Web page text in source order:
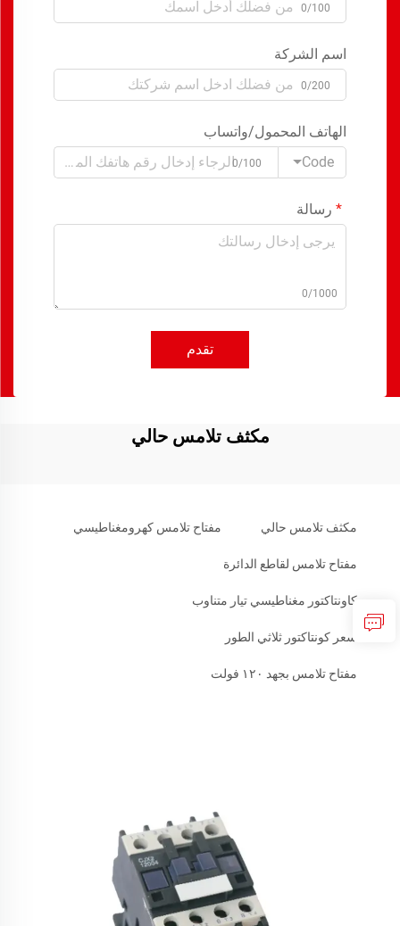
0/100
اسم الشركة
0/200
الهاتف المحمول/واتساب
Code
0/100
رسالة
0/1000
تقدم
مكثف تلامس حالي
مكثف تلامس حالي مفتاح تلامس كهرومغناطيسي
مفتاح تلامس لقاطع الدائرة
كاونتاكتور مغناطيسي تيار متناوب
سعر كونتاكتور ثلاثي الطور
مفتاح تلامس بجهد ١٢٠ فولت